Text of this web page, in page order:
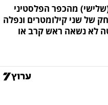
מהכפר הפלסטיני
של שני קילומטרים ונפלה
לא נשאה ראש קרב או